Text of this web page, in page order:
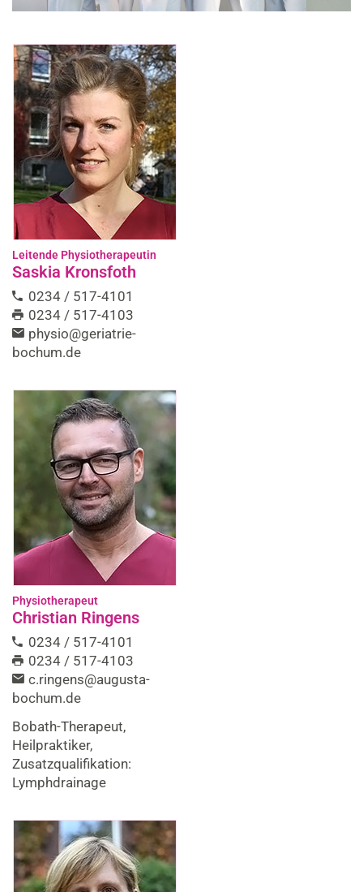
Leitende Physiotherapeutin
Saskia Kronsfoth
0234 / 517-4101
0234 / 517-4103
physio@geriatrie-
bochum.de
Physiotherapeut
Christian Ringens
0234 / 517-4101
0234 / 517-4103
c.ringens@augusta-
bochum.de
Bobath-Therapeut,
Heilpraktiker,
Zusatzqualifikation:
Lymphdrainage